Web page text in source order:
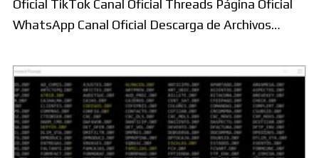
Oficial TikTok Canal Oficial Threads Página Oficial
WhatsApp Canal Oficial Descarga de Archivos…